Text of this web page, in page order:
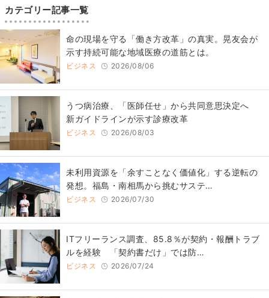
カテゴリー記事一覧
​命の現場を守る「働き方改革」の真実。晃友会が
示す持続可能な地域医療の道筋とは。
ビジネス 2026/08/06
うつ病治療、「医師任せ」から共同意思決定へ
新ガイドラインが示す診療改革
ビジネス 2026/08/03
​​未利用資源を「余すことなく価値化」する逆転の
発想。福島・南相馬から挑むサステ…
ビジネス 2026/07/30
ITフリーランス調査、85.8％が契約・報酬トラブ
ルを経験 「契約書だけ」では防…
ビジネス 2026/07/24